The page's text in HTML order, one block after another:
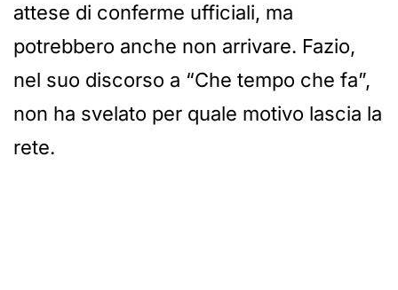
attese di conferme ufficiali, ma
potrebbero anche non arrivare. Fazio,
nel suo discorso a “Che tempo che fa”,
non ha svelato per quale motivo lascia la
rete.